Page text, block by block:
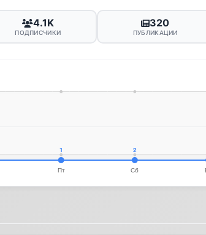
4.1K
ПОДПИСЧИКИ
320
ПУБЛИКАЦИИ